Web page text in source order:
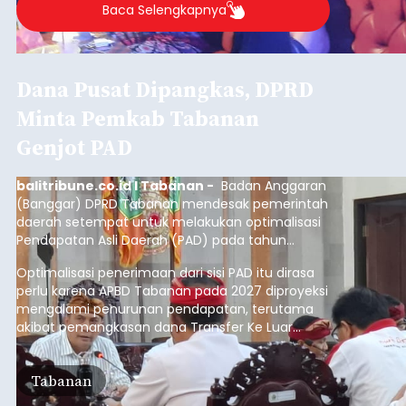
Baca Selengkapnya
Dana Pusat Dipangkas, DPRD
Minta Pemkab Tabanan
Genjot PAD
balitribune.co.id I Tabanan - Badan Anggaran
(Banggar) DPRD Tabanan mendesak pemerintah
daerah setempat untuk melakukan optimalisasi
Pendapatan Asli Daerah (PAD) pada tahun
anggaran 2027.
Optimalisasi penerimaan dari sisi PAD itu dirasa
perlu karena APBD Tabanan pada 2027 diproyeksi
mengalami penurunan pendapatan, terutama
akibat pemangkasan dana Transfer Ke Luar
Daerah (TKD) dari pemerintah pusat.
Tabanan